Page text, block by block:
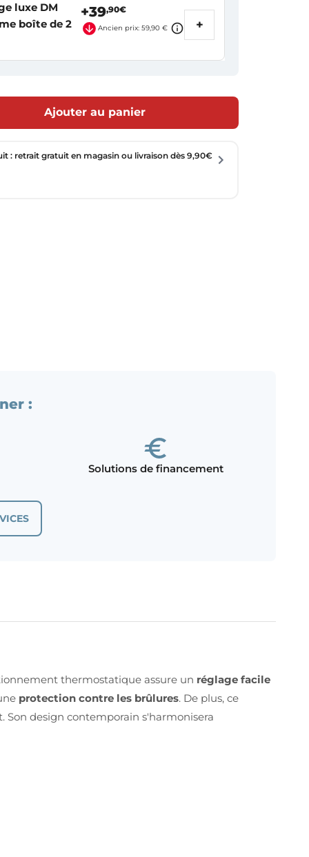
luxe DM
boîte de 2
+39,90€
Ancien prix: 59,90 € +
Ajouter au panier
: retrait gratuit en magasin ou livraison dès 9,90€
:
Solutions de financement
thermostatique assure un réglage facile
protection contre les brûlures. De plus, ce
Son design contemporain s'harmonisera